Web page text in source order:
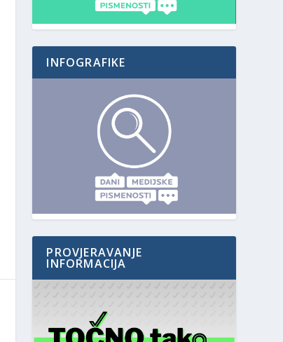
INFOGRAFIKE
PROVJERAVANJE
INFORMACIJA